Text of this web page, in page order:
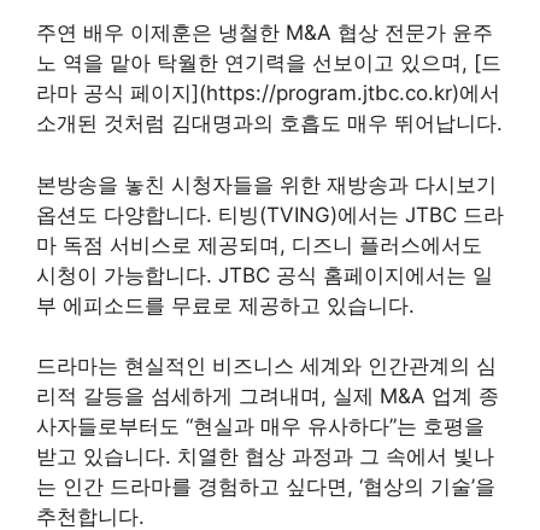
주연 배우 이제훈은 냉철한 M&A 협상 전문가 윤주
노 역을 맡아 탁월한 연기력을 선보이고 있으며, [드
라마 공식 페이지](https://program.jtbc.co.kr)에서
소개된 것처럼 김대명과의 호흡도 매우 뛰어납니다.
본방송을 놓친 시청자들을 위한 재방송과 다시보기
옵션도 다양합니다. 티빙(TVING)에서는 JTBC 드라
마 독점 서비스로 제공되며, 디즈니 플러스에서도
시청이 가능합니다. JTBC 공식 홈페이지에서는 일
부 에피소드를 무료로 제공하고 있습니다.
드라마는 현실적인 비즈니스 세계와 인간관계의 심
리적 갈등을 섬세하게 그려내며, 실제 M&A 업계 종
사자들로부터도 “현실과 매우 유사하다”는 호평을
받고 있습니다. 치열한 협상 과정과 그 속에서 빛나
는 인간 드라마를 경험하고 싶다면, ‘협상의 기술’을
추천합니다.